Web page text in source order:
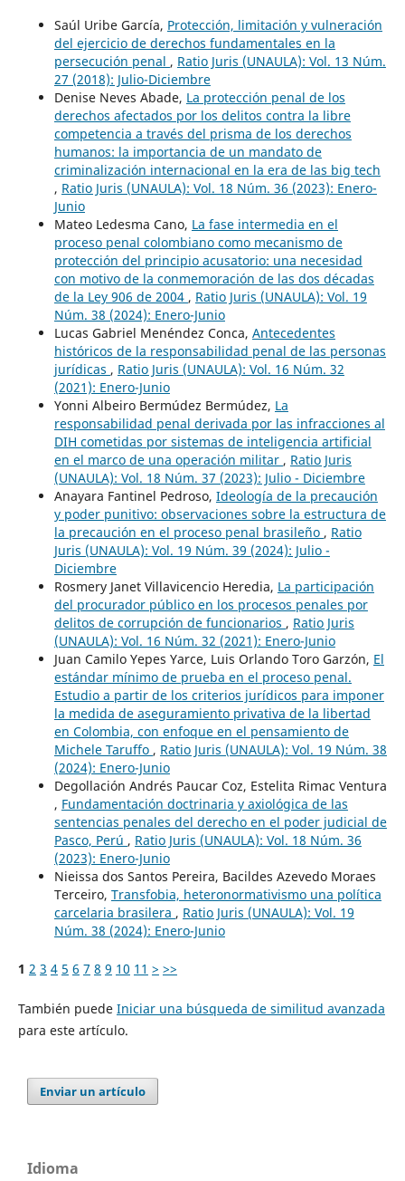
Saúl Uribe García, Protección, limitación y vulneración
del ejercicio de derechos fundamentales en la
persecución penal , Ratio Juris (UNAULA): Vol. 13 Núm.
27 (2018): Julio-Diciembre
Denise Neves Abade, La protección penal de los
derechos afectados por los delitos contra la libre
competencia a través del prisma de los derechos
humanos: la importancia de un mandato de
criminalización internacional en la era de las big tech
, Ratio Juris (UNAULA): Vol. 18 Núm. 36 (2023): Enero-
Junio
Mateo Ledesma Cano, La fase intermedia en el
proceso penal colombiano como mecanismo de
protección del principio acusatorio: una necesidad
con motivo de la conmemoración de las dos décadas
de la Ley 906 de 2004 , Ratio Juris (UNAULA): Vol. 19
Núm. 38 (2024): Enero-Junio
Lucas Gabriel Menéndez Conca, Antecedentes
históricos de la responsabilidad penal de las personas
jurídicas , Ratio Juris (UNAULA): Vol. 16 Núm. 32
(2021): Enero-Junio
Yonni Albeiro Bermúdez Bermúdez, La
responsabilidad penal derivada por las infracciones al
DIH cometidas por sistemas de inteligencia artificial
en el marco de una operación militar , Ratio Juris
(UNAULA): Vol. 18 Núm. 37 (2023): Julio - Diciembre
Anayara Fantinel Pedroso, Ideología de la precaución
y poder punitivo: observaciones sobre la estructura de
la precaución en el proceso penal brasileño , Ratio
Juris (UNAULA): Vol. 19 Núm. 39 (2024): Julio -
Diciembre
Rosmery Janet Villavicencio Heredia, La participación
del procurador público en los procesos penales por
delitos de corrupción de funcionarios , Ratio Juris
(UNAULA): Vol. 16 Núm. 32 (2021): Enero-Junio
Juan Camilo Yepes Yarce, Luis Orlando Toro Garzón, El
estándar mínimo de prueba en el proceso penal.
Estudio a partir de los criterios jurídicos para imponer
la medida de aseguramiento privativa de la libertad
en Colombia, con enfoque en el pensamiento de
Michele Taruffo , Ratio Juris (UNAULA): Vol. 19 Núm. 38
(2024): Enero-Junio
Degollación Andrés Paucar Coz, Estelita Rimac Ventura
, Fundamentación doctrinaria y axiológica de las
sentencias penales del derecho en el poder judicial de
Pasco, Perú , Ratio Juris (UNAULA): Vol. 18 Núm. 36
(2023): Enero-Junio
Nieissa dos Santos Pereira, Bacildes Azevedo Moraes
Terceiro, Transfobia, heteronormativismo una política
carcelaria brasilera , Ratio Juris (UNAULA): Vol. 19
Núm. 38 (2024): Enero-Junio
1 2 3 4 5 6 7 8 9 10 11 > >>
También puede Iniciar una búsqueda de similitud avanzada
para este artículo.
Enviar un artículo
Idioma